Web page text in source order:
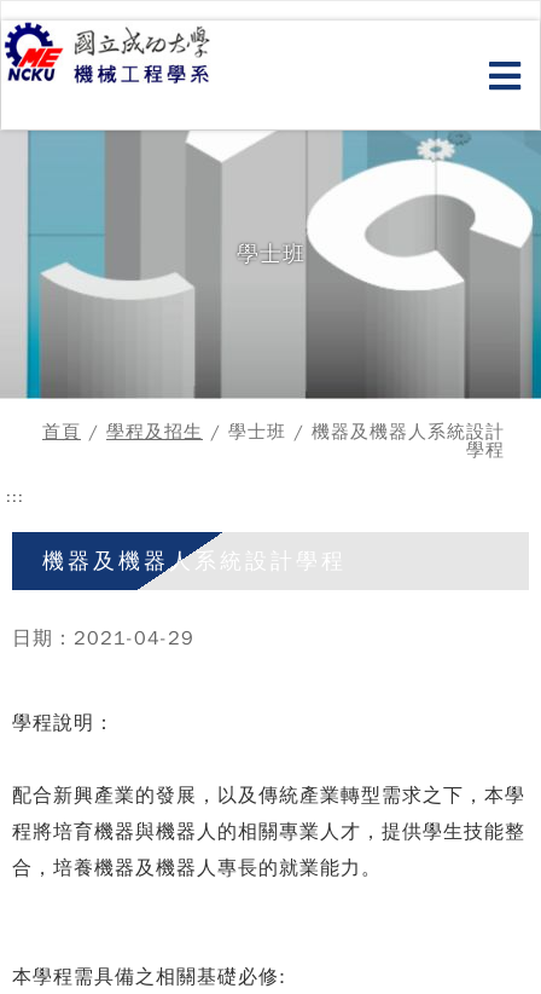
跳
到
主
要
容
學士班
首頁 / 學程及招生 / 學士班 / 機器及機器人系統設計
學程
:::
機器及機器人系統設計學程
日期：2021-04-29
學程說明：
配合新興產業的發展，以及傳統產業轉型需求之下，本學
程將培育機器與機器人的相關專業人才，提供學生技能整
合，培養機器及機器人專長的就業能力。
本學程需具備之相關基礎必修: